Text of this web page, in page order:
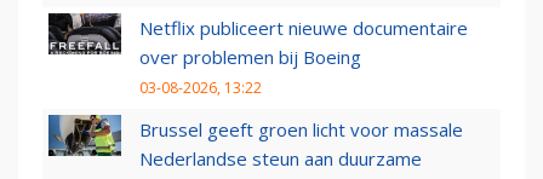
Netflix publiceert nieuwe documentaire
over problemen bij Boeing
03-08-2026, 13:22
Brussel geeft groen licht voor massale
Nederlandse steun aan duurzame